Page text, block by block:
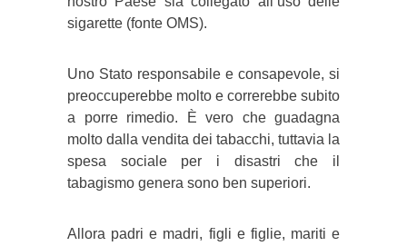
sigarette (fonte OMS).
Uno Stato responsabile e consapevole, si
preoccuperebbe molto e correrebbe subito
a porre rimedio. È vero che guadagna
molto dalla vendita dei tabacchi, tuttavia la
spesa sociale per i disastri che il
tabagismo genera sono ben superiori.
Allora padri e madri, figli e figlie, mariti e